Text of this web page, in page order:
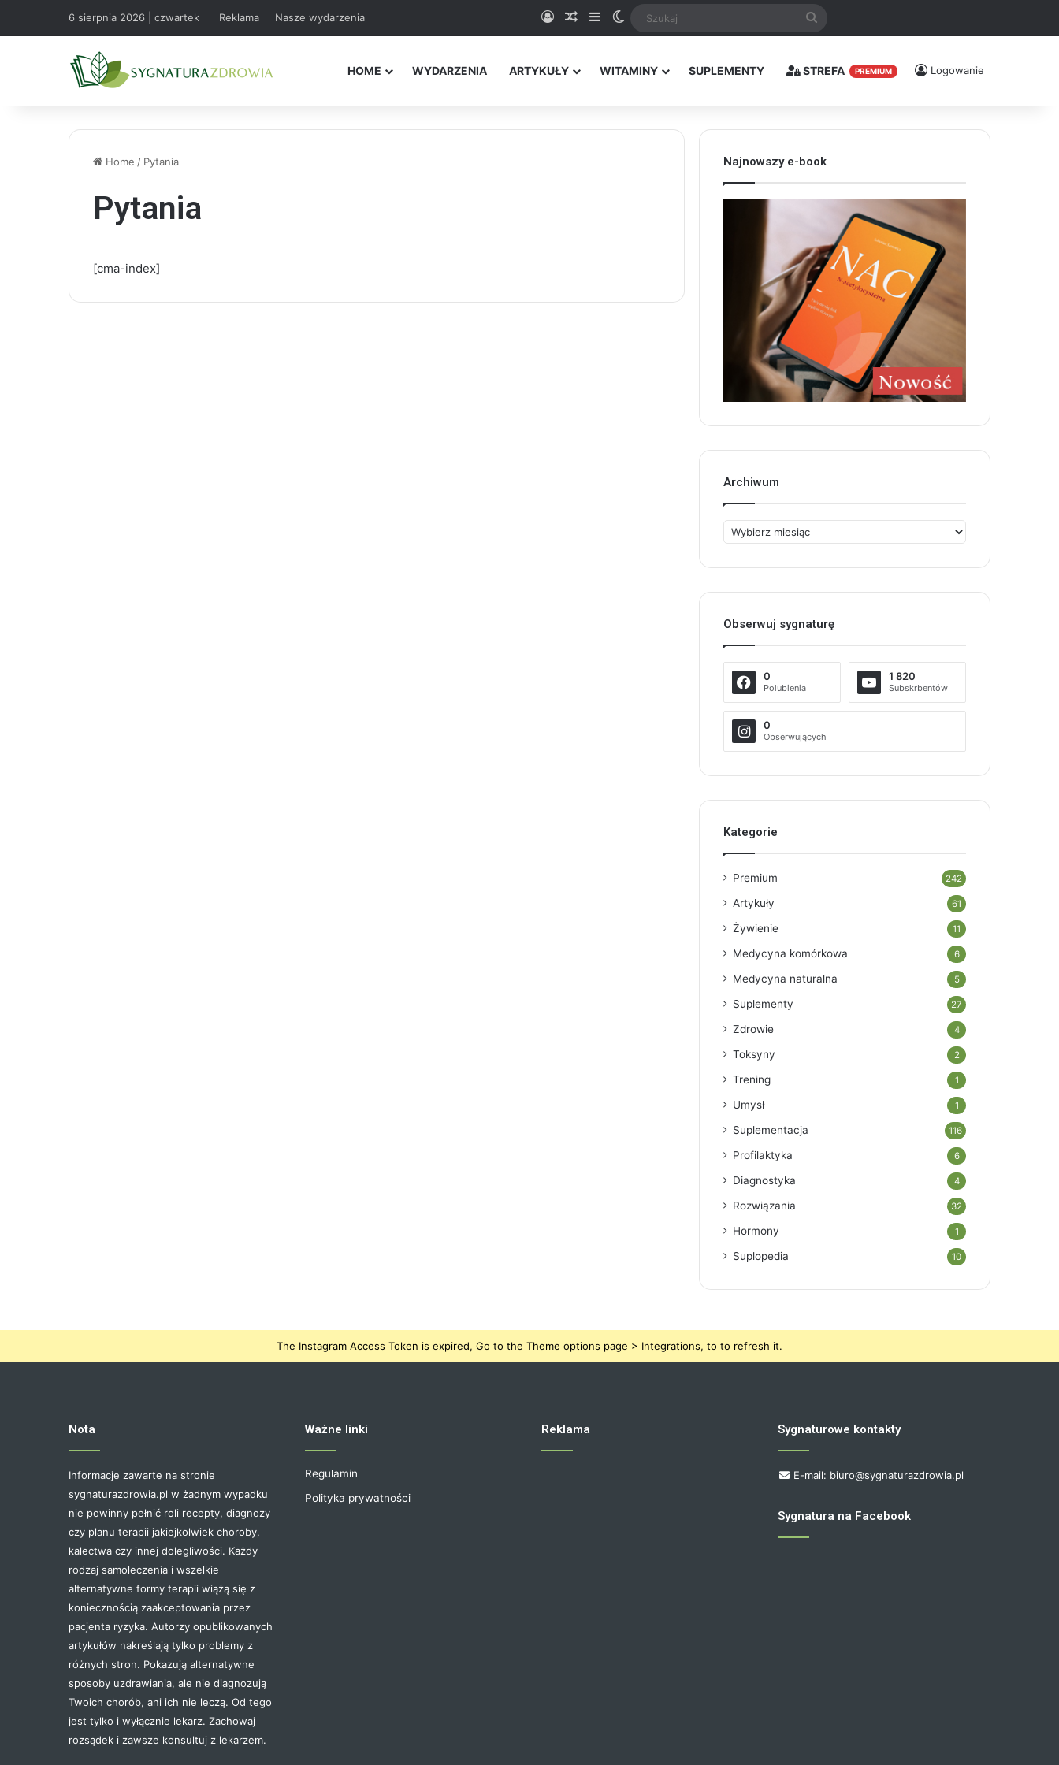
6 sierpnia 2026 | czwartek Reklama Nasze wydarzenia Logowanie
Random Article
SidebarSwitch skin
HOME WYDARZENIA ARTYKUŁY WITAMINY SUPLEMENTY STREFA PREMIUM Logowanie
Home / Pytania
Pytania
[cma-index]
Najnowszy e-book
Archiwum
Archiwum
Obserwuj sygnaturę
0
Polubienia
1 820
Subskrbentów
0
Obserwujących
Kategorie
Premium 242
Artykuły 61
Żywienie 11
Medycyna komórkowa 6
Medycyna naturalna 5
Suplementy 27
Zdrowie 4
Toksyny 2
Trening 1
Umysł 1
Suplementacja 116
Profilaktyka 6
Diagnostyka 4
Rozwiązania 32
Hormony 1
Suplopedia 10
The Instagram Access Token is expired, Go to the Theme options page > Integrations, to to refresh it.
Nota
Informacje zawarte na stronie
sygnaturazdrowia.pl w żadnym wypadku
nie powinny pełnić roli recepty, diagnozy
czy planu terapii jakiejkolwiek choroby,
kalectwa czy innej dolegliwości. Każdy
rodzaj samoleczenia i wszelkie
alternatywne formy terapii wiążą się z
koniecznością zaakceptowania przez
pacjenta ryzyka. Autorzy opublikowanych
artykułów nakreślają tylko problemy z
różnych stron. Pokazują alternatywne
sposoby uzdrawiania, ale nie diagnozują
Twoich chorób, ani ich nie leczą. Od tego
jest tylko i wyłącznie lekarz. Zachowaj
rozsądek i zawsze konsultuj z lekarzem.
Ważne linki
Regulamin
Polityka prywatności
Reklama Sygnaturowe kontakty
E-mail: biuro@sygnaturazdrowia.pl
Sygnatura na Facebook